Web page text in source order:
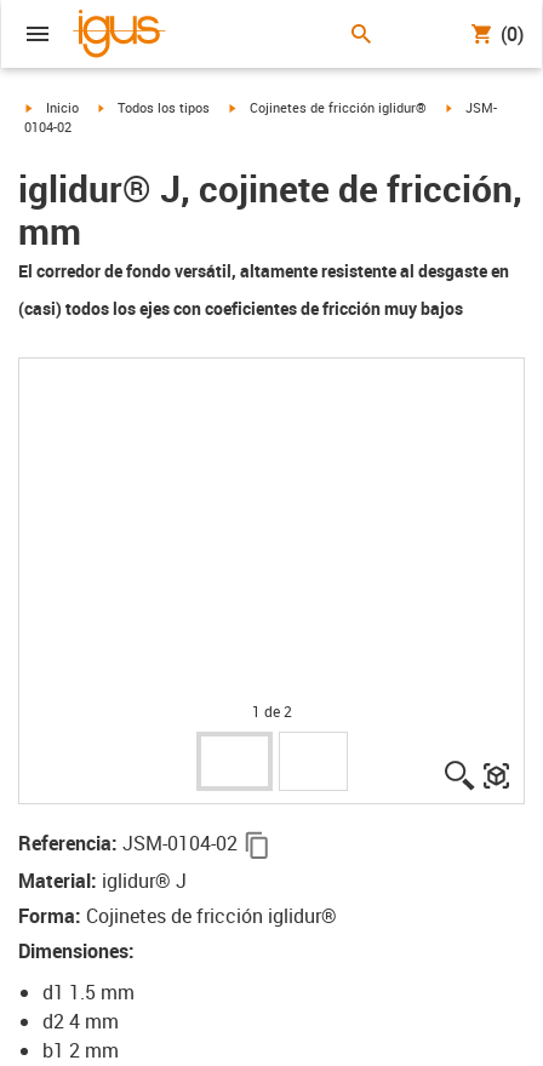
(0)
igus-icon-arrow-right
Inicio igus-icon-arrow-right
Todos los tipos igus-icon-arrow-right
Cojinetes de fricción iglidur® igus-icon-
JSM-
0104-02
iglidur® J, cojinete de fricción,
mm
El corredor de fondo versátil, altamente resistente al desgaste en
(casi) todos los ejes con coeficientes de fricción muy bajos
1 de 2
igus-
Referencia: JSM-0104-02
Material: iglidur® J
Forma: Cojinetes de fricción iglidur®
Dimensiones:
d1 1.5 mm
d2 4 mm
b1 2 mm